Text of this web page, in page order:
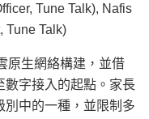
Tune Talk), Nafis
Tune Talk)
原生網絡構建，並借
數字接入的起點。家長
別中的一種，並限制多